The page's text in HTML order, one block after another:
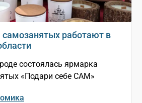
самозанятых работают в
состоялась ярмарка
«Подари себе САМ»